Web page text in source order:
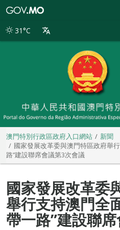
別
31°C
澳門特別行政區政府入口網站
新聞
國家發展改革委與澳門特區政府舉
路”建設聯席會議第3次會議
國家發展改革委
舉行支持澳門全
帶一路”建設聯